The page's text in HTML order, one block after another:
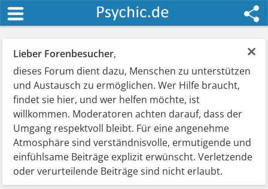
×
Lieber Forenbesucher,
dieses Forum dient dazu, Menschen zu unterstützen
und Austausch zu ermöglichen. Wer Hilfe braucht,
findet sie hier, und wer helfen möchte, ist
willkommen. Moderatoren achten darauf, dass der
Umgang respektvoll bleibt. Für eine angenehme
Atmosphäre sind verständnisvolle, ermutigende und
einfühlsame Beiträge explizit erwünscht. Verletzende
oder verurteilende Beiträge sind nicht erlaubt.